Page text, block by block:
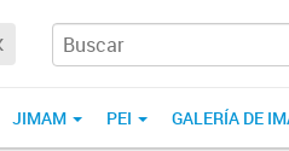
JIMAM PEI GALERÍA DE